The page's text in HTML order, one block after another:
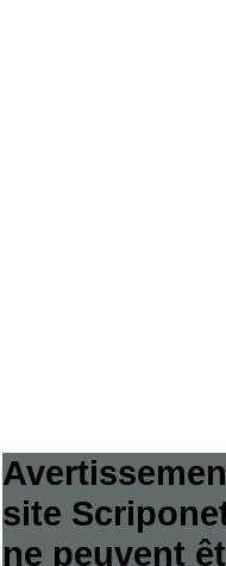
site
ne peuvent